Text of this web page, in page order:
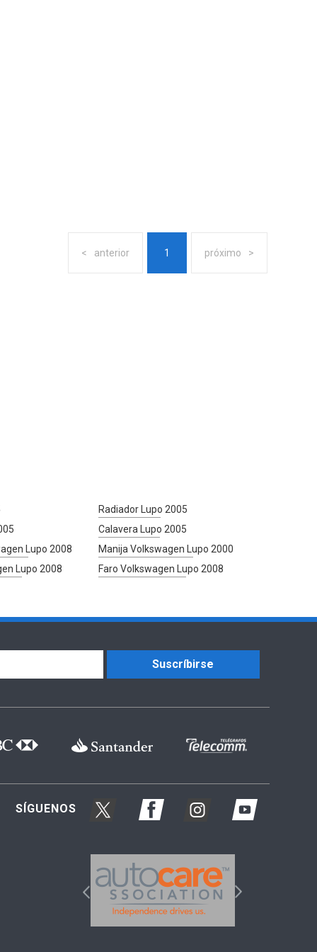
anterior 1 próximo
Radiador Lupo 2005
Calavera Lupo 2005
Lupo 2008
Manija Volkswagen Lupo 2000
Lupo 2008 Faro Volkswagen Lupo 2008
Suscríbirse
SÍGUENOS